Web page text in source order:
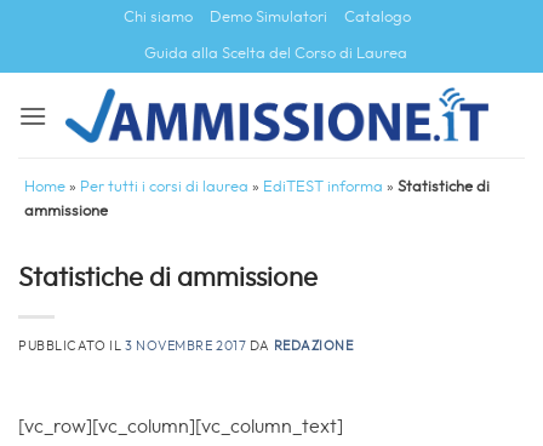
contenuti
Chi siamo Demo Simulatori Catalogo
Guida alla Scelta del Corso di Laurea
Home » Per tutti i corsi di laurea » EdiTEST informa » Statistiche di
ammissione
Statistiche di ammissione
PUBBLICATO IL 3 NOVEMBRE 2017 DA REDAZIONE
[vc_row][vc_column][vc_column_text]